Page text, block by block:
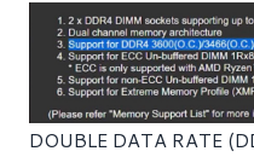
DOUBLE DATA RATE